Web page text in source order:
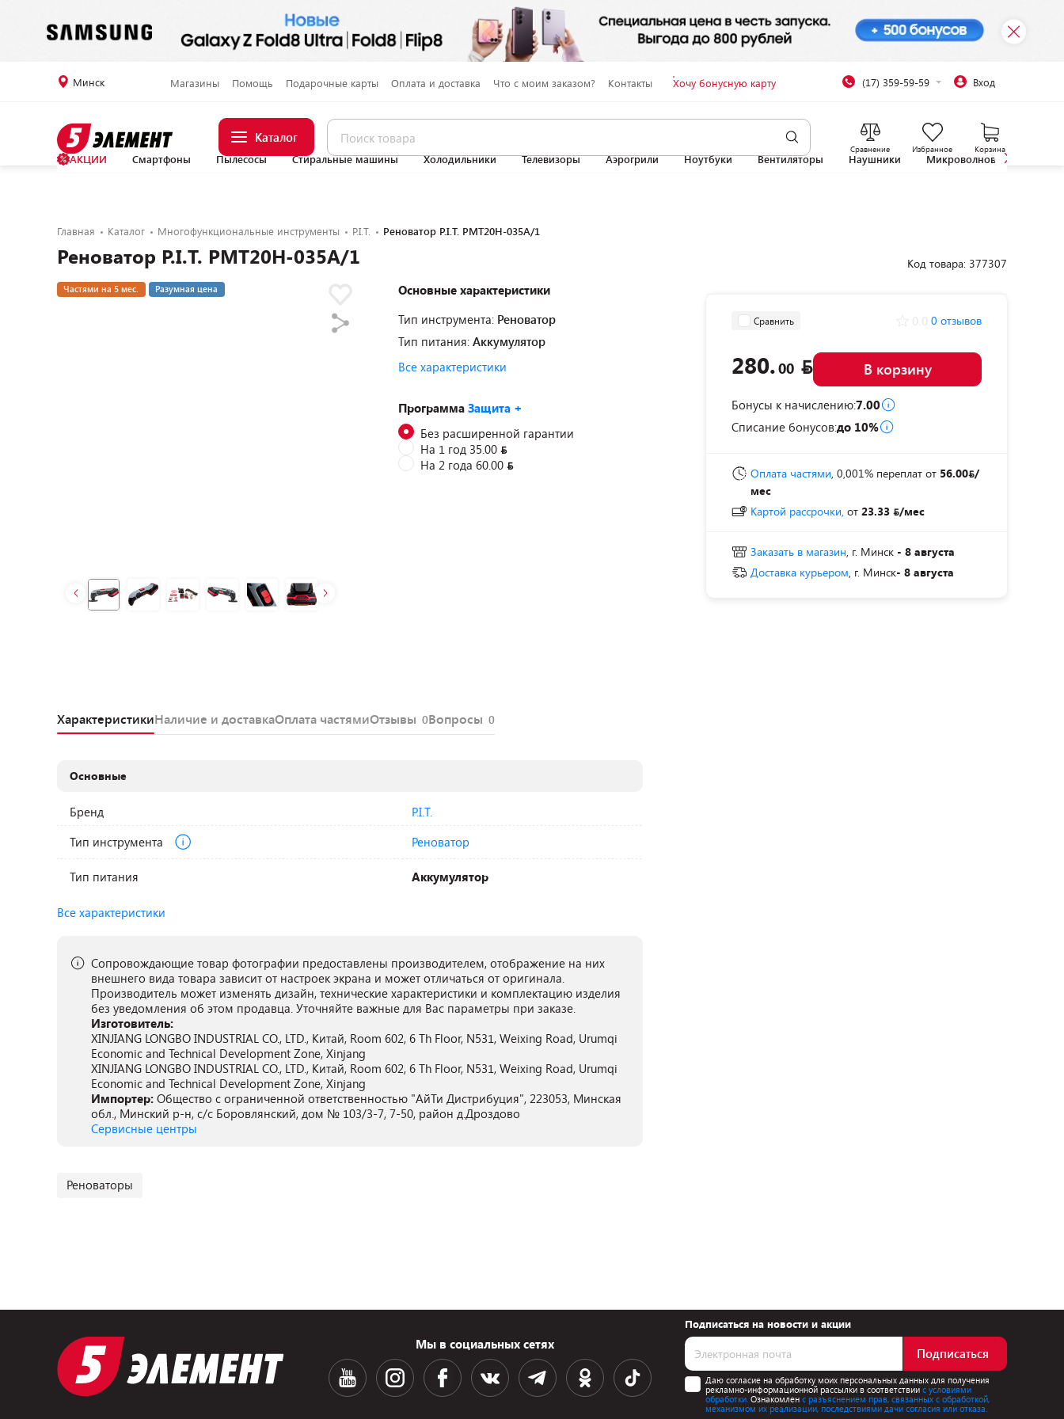
Минск Магазины Помощь Подарочные карты Оплата и доставка Что с моим заказом? Контакты Хочу бонусную карту (17) 359-59-59 Вход
Каталог
Сравнение Избранное Корзина
АКЦИИ Смартфоны Пылесосы Стиральные машины Холодильники Телевизоры Аэрогрили Ноутбуки Вентиляторы Наушники Микроволновые печи
Главная Каталог Многофункциональные инструменты P.I.T. Реноватор P.I.T. PMT20H-035A/1
Реноватор P.I.T. PMT20H-035A/1
Частями на 5 мес. Разумная цена
Основные характеристики
Тип инструмента: Реноватор
Тип питания: Аккумулятор
Все характеристики
Программа Защита +
Без расширенной гарантии
На 1 год 35.00
На 2 года 60.00
Код товара: 377307
Сравнить 0 отзывов
280.00 В корзину
Бонусы к начислению:7.00
Списание бонусов:до 10%
Оплата частями, 0,001% переплат от 56.00 /
мес
Картой рассрочки, от 23.33 /мес
Заказать в магазин, г. Минск - 8 августа
Доставка курьером, г. Минск- 8 августа
ХарактеристикиНаличие и доставкаОплата частямиОтзывы 0Вопросы 0
Основные
Бренд
P.I.T.
Тип инструмента
Реноватор
Тип питания Аккумулятор
Все характеристики
Сопровождающие товар фотографии предоставлены производителем, отображение на них
внешнего вида товара зависит от настроек экрана и может отличаться от оригинала.
Производитель может изменять дизайн, технические характеристики и комплектацию изделия
без уведомления об этом продавца. Уточняйте важные для Вас параметры при заказе.
Изготовитель:
XINJIANG LONGBO INDUSTRIAL CO., LTD., Китай, Room 602, 6 Th Floor, N531, Weixing Road, Urumqi
Economic and Technical Development Zone, Xinjang
XINJIANG LONGBO INDUSTRIAL CO., LTD., Китай, Room 602, 6 Th Floor, N531, Weixing Road, Urumqi
Economic and Technical Development Zone, Xinjang
Импортер: Общество с ограниченной ответственностью "АйТи Дистрибуция", 223053, Минская
обл., Минский р-н, с/с Боровлянский, дом № 103/3-7, 7-50, район д.Дроздово
Сервисные центры
Реноваторы
Мы в социальных сетях
Подписаться на новости и акции
Подписаться
Даю согласие на обработку моих персональных данных для получения
рекламно-информационной рассылки в соответствиис условиями
обработки. Ознакомлен с разъяснением прав, связанных с обработкой,
механизмом их реализации, последствиями дачи согласия или отказа.